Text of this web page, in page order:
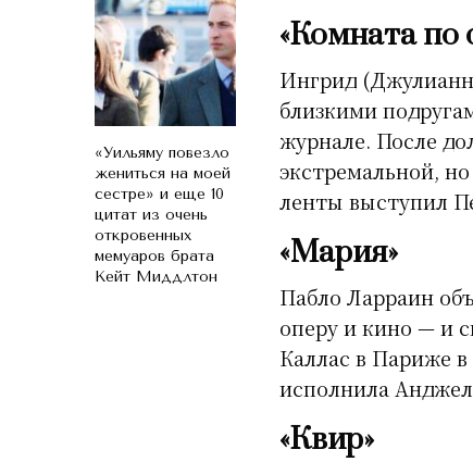
«Уильяму повезло
жениться на моей
сестре» и еще 10
цитат из очень
откровенных
мемуаров брата
Кейт Миддлтон
«Комната по
Ингрид
близкими
журнале. После
экстремальной,
ленты выступил
«Мария»
Пабло Ларраин
оперу и кино — и
Каллас в Париже в
исполнила
«Квир»